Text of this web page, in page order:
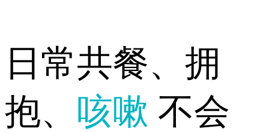
日常共餐、拥
抱、 咳嗽 不会